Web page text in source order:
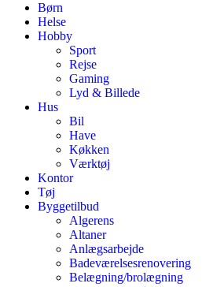
Børn
Helse
Hobby
Sport
Rejse
Gaming
Lyd & Billede
Hus
Bil
Have
Køkken
Værktøj
Kontor
Tøj
Byggetilbud
Algerens
Altaner
Anlægsarbejde
Badeværelsesrenovering
Belægning/brolægning